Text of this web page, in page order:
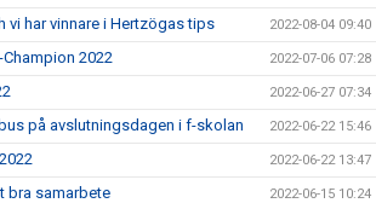
vi har vinnare i Hertzögas tips 2022-08-04 09:40
2022 2022-07-06 07:28
2022-06-27 07:34
på avslutningsdagen i f-skolan 2022-06-22 15:46
2022-06-22 13:47
bra samarbete 2022-06-15 10:24